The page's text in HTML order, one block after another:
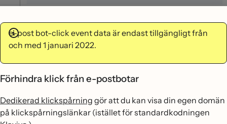
e-post bot-click event data är endast tillgängligt från
och med 1 januari 2022.
Förhindra klick från e-postbotar
Dedikerad klickspårning gör att du kan visa din egen domän
på klickspårningslänkar (istället för standardkodningen